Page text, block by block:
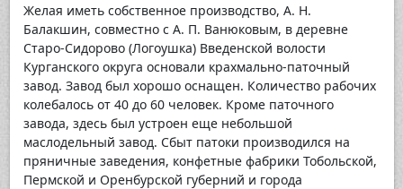
Желая иметь собственное производство, А. Н.
Балакшин, совместно с А. П. Ванюковым, в деревне
Старо-Сидорово (Логоушка) Введенской волости
Курганского округа основали крахмально-паточный
завод. Завод был хорошо оснащен. Количество рабочих
колебалось от 40 до 60 человек. Кроме паточного
завода, здесь был устроен еще небольшой
маслодельный завод. Сбыт патоки производился на
пряничные заведения, конфетные фабрики Тобольской,
Пермской и Оренбурской губерний и города